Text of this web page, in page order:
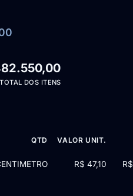
DOS ITENS
2025 — 3 itens
QTD VALOR UNIT.
R$ 47,10